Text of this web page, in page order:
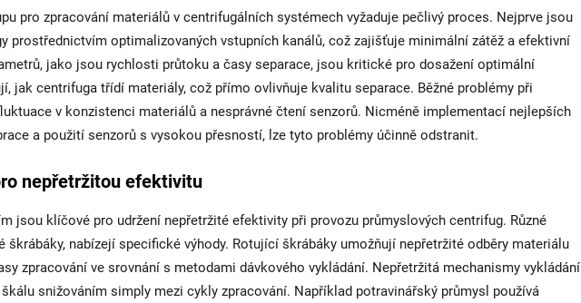
pro zpracování materiálů v centrifugálních systémech vyžaduje pečlivý proces. Nejprve jsou
prostřednictvím optimalizovaných vstupních kanálů, což zajišťuje minimální zátěž a efektivní
jako jsou rychlosti průtoku a časy separace, jsou kritické pro dosažení optimální
jak centrifuga třídí materiály, což přímo ovlivňuje kvalitu separace. Běžné problémy při
v konzistenci materiálů a nesprávné čtení senzorů. Nicméně implementací nejlepších
a použití senzorů s vysokou přesností, lze tyto problémy účinně odstranit.
nepřetržitou efektivitu
jsou klíčové pro udržení nepřetržité efektivity při provozu průmyslových centrifug. Různé
škrábáky, nabízejí specifické výhody. Rotující škrábáky umožňují nepřetržité odběry materiálu
zpracování ve srovnání s metodami dávkového vykládání. Nepřetržitá mechanismy vykládání
snižováním simply mezi cykly zpracování. Například potravinářský průmysl používá